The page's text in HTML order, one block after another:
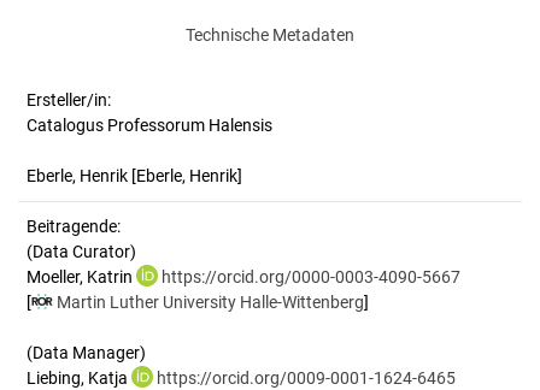
Technische Metadaten
Ersteller/in:
Catalogus Professorum Halensis
Eberle, Henrik [Eberle, Henrik]
Beitragende:
(Data Curator)
Moeller, Katrin
https://orcid.org/0000-0003-4090-5667
[
Martin Luther University Halle-Wittenberg]
(Data Manager)
Liebing, Katja
https://orcid.org/0009-0001-1624-6465